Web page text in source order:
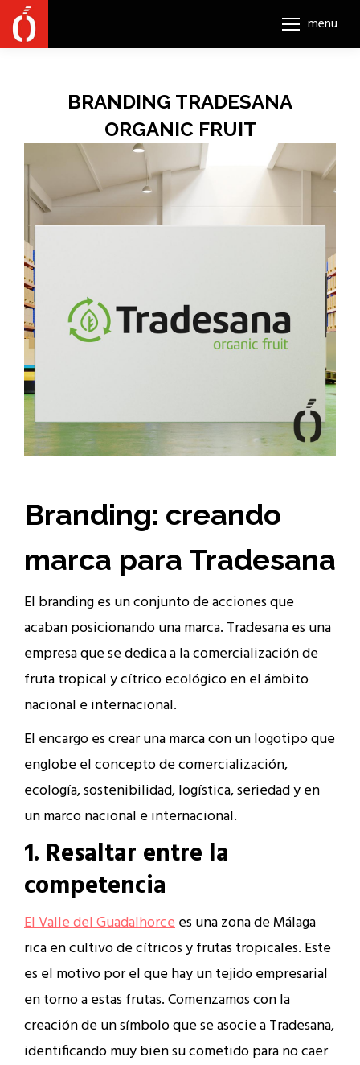
menu
BRANDING TRADESANA
ORGANIC FRUIT
Branding: creando
marca para Tradesana
El branding es un conjunto de acciones que
acaban posicionando una marca. Tradesana es una
empresa que se dedica a la comercialización de
fruta tropical y cítrico ecológico en el ámbito
nacional e internacional.
El encargo es crear una marca con un logotipo que
englobe el concepto de comercialización,
ecología, sostenibilidad, logística, seriedad y en
un marco nacional e internacional.
1. Resaltar entre la
competencia
El Valle del Guadalhorcees una zona de Málaga
rica en cultivo de cítricos y frutas tropicales. Este
es el motivo por el que hay un tejido empresarial
en torno a estas frutas. Comenzamos con la
creación de un símbolo que se asocie a Tradesana,
identificando muy bien su cometido para no caer